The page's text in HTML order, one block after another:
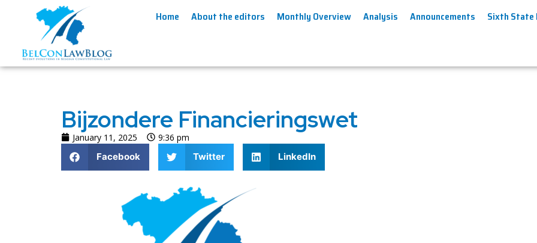
Home About the editors Monthly Overview Analysis Announcements Sixth State
Bijzondere Financieringswet
January 11, 2025
9:36 pm
Facebook
Twitter LinkedIn